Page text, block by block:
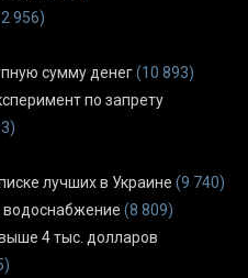
956)
сумму денег(10 893)
по запрету
лучших в Украине (9 740)
(8 809)
4 тыс. долларов